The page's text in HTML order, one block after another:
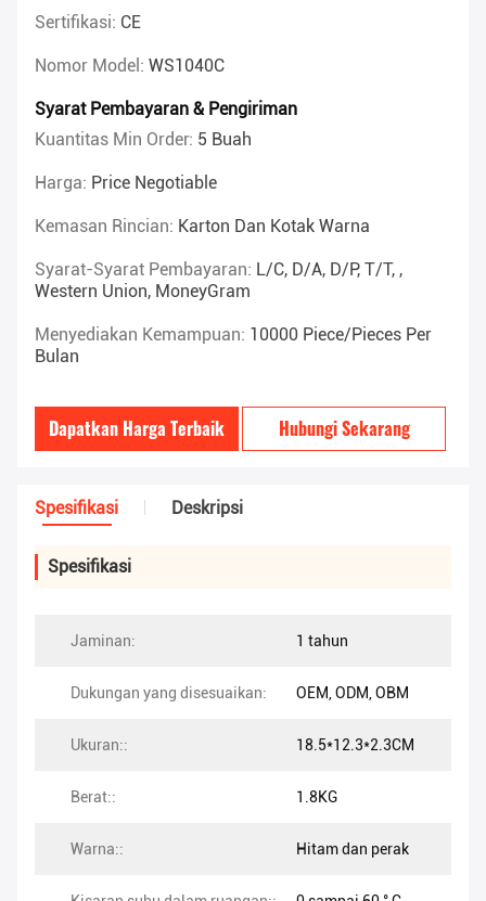
Sertifikasi: CE
Nomor Model: WS1040C
Syarat Pembayaran & Pengiriman
Kuantitas Min Order: 5 Buah
Harga: Price Negotiable
Kemasan Rincian: Karton Dan Kotak Warna
Syarat-Syarat Pembayaran: L/C, D/A, D/P, T/T, ,
Western Union, MoneyGram
Menyediakan Kemampuan: 10000 Piece/Pieces Per
Bulan
Dapatkan Harga Terbaik Hubungi Sekarang
Spesifikasi Deskripsi
Spesifikasi
Jaminan: 1 tahun
Dukungan yang disesuaikan: OEM, ODM, OBM
Ukuran:: 18.5*12.3*2.3CM
Berat:: 1.8KG
Warna:: Hitam dan perak